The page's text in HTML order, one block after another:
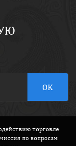
торговле
по вопросам